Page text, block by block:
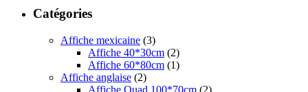
Catégories
Affiche mexicaine (3)
Affiche 40*30cm (2)
Affiche 60*80cm (1)
Affiche anglaise (2)
Affiche Quad 100*70cm (2)